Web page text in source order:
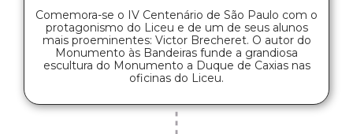
Comemora-se o IV Centenário de São Paulo com o
protagonismo do Liceu e de um de seus alunos
mais proeminentes: Victor Brecheret. O autor do
Monumento às Bandeiras funde a grandiosa
escultura do Monumento a Duque de Caxias nas
oficinas do Liceu.